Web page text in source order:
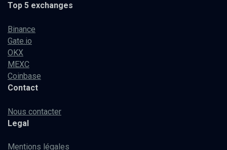
Top 5 exchanges
Binance
Gate.io
OKX
MEXC
Coinbase
Contact
Nous contacter
Legal
Mentions légales